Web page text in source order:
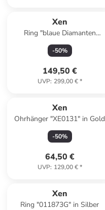
Xen
Ring "blaue Diamanten
XR0147" in Blau
-50%
149,50 €
UVP: 299,00 €*
Xen
Ohrhänger "XE0131" in Gold
-50%
64,50 €
UVP: 129,00 €*
Xen
Ring "011873G" in Silber